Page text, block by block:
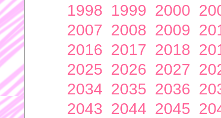
1998 1999 2000
2007 2008 2009
2016 2017 2018
2025 2026 2027
2034 2035 2036
2043 2044 2045